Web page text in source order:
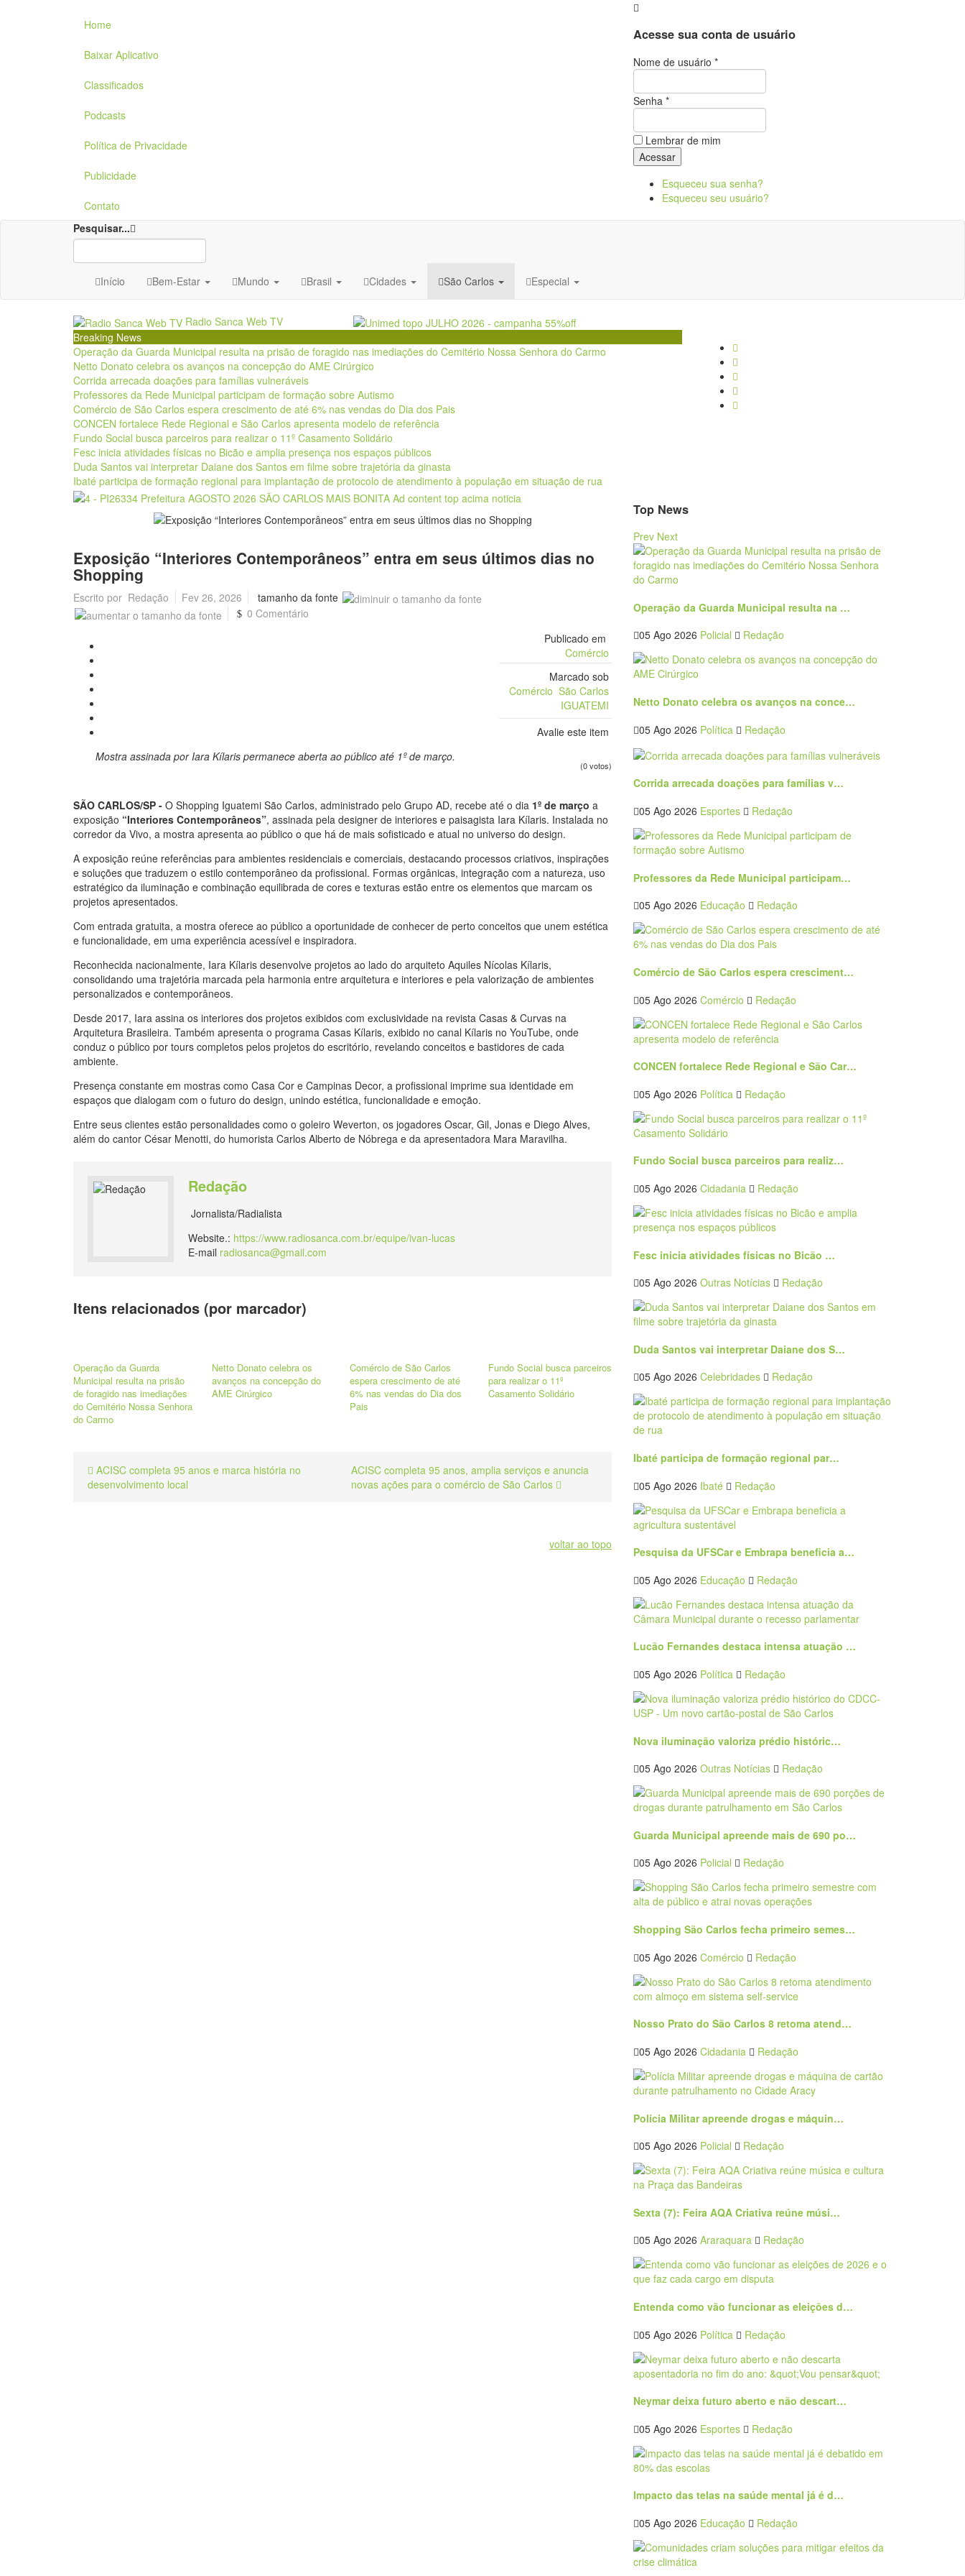
Home
Baixar Aplicativo
Classificados
Podcasts
Política de Privacidade
Publicidade
Contato
Acesse sua conta de usuário
Nome de usuário *
Senha *
Lembrar de mim
Esqueceu sua senha?
Esqueceu seu usuário?
Pesquisar...
Início Bem-Estar Mundo Brasil Cidades São Carlos Especial
Radio Sanca Web TV
Breaking News
Operação da Guarda Municipal resulta na prisão de foragido nas imediações do Cemitério Nossa Senhora do Carmo
Netto Donato celebra os avanços na concepção do AME Cirúrgico
Corrida arrecada doações para famílias vulneráveis
Professores da Rede Municipal participam de formação sobre Autismo
Comércio de São Carlos espera crescimento de até 6% nas vendas do Dia dos Pais
CONCEN fortalece Rede Regional e São Carlos apresenta modelo de referência
Fundo Social busca parceiros para realizar o 11º Casamento Solidário
Fesc inicia atividades físicas no Bicão e amplia presença nos espaços públicos
Duda Santos vai interpretar Daiane dos Santos em filme sobre trajetória da ginasta
Ibaté participa de formação regional para implantação de protocolo de atendimento à população em situação de rua
Exposição “Interiores Contemporâneos” entra em seus últimos dias no
Shopping
Escrito por Redação Fev 26, 2026
tamanho da fonte
0 Comentário
Publicado em
Comércio
Marcado sob
Comércio São Carlos
IGUATEMI
Avalie este item
(0 votos)
Mostra assinada por Iara Kílaris permanece aberta ao público até 1º de março.
SÃO CARLOS/SP - O Shopping Iguatemi São Carlos, administrado pelo Grupo AD, recebe até o dia 1º de março a
exposição “Interiores Contemporâneos”, assinada pela designer de interiores e paisagista Iara Kílaris. Instalada no
corredor da Vivo, a mostra apresenta ao público o que há de mais sofisticado e atual no universo do design.
A exposição reúne referências para ambientes residenciais e comerciais, destacando processos criativos, inspirações
e soluções que traduzem o estilo contemporâneo da profissional. Formas orgânicas, integração com a natureza, uso
estratégico da iluminação e combinação equilibrada de cores e texturas estão entre os elementos que marcam os
projetos apresentados.
Com entrada gratuita, a mostra oferece ao público a oportunidade de conhecer de perto conceitos que unem estética
e funcionalidade, em uma experiência acessível e inspiradora.
Reconhecida nacionalmente, Iara Kílaris desenvolve projetos ao lado do arquiteto Aquiles Nícolas Kílaris,
consolidando uma trajetória marcada pela harmonia entre arquitetura e interiores e pela valorização de ambientes
personalizados e contemporâneos.
Desde 2017, Iara assina os interiores dos projetos exibidos com exclusividade na revista Casas & Curvas na
Arquitetura Brasileira. Também apresenta o programa Casas Kílaris, exibido no canal Kílaris no YouTube, onde
conduz o público por tours completos pelos projetos do escritório, revelando conceitos e bastidores de cada
ambiente.
Presença constante em mostras como Casa Cor e Campinas Decor, a profissional imprime sua identidade em
espaços que dialogam com o futuro do design, unindo estética, funcionalidade e emoção.
Entre seus clientes estão personalidades como o goleiro Weverton, os jogadores Oscar, Gil, Jonas e Diego Alves,
além do cantor César Menotti, do humorista Carlos Alberto de Nóbrega e da apresentadora Mara Maravilha.
Redação
Jornalista/Radialista
Website.: https://www.radiosanca.com.br/equipe/ivan-lucas
E-mail radiosanca@gmail.com
Itens relacionados (por marcador)
Operação da Guarda
Municipal resulta na prisão
de foragido nas imediações
do Cemitério Nossa Senhora
do Carmo
Netto Donato celebra os
avanços na concepção do
AME Cirúrgico
Comércio de São Carlos
espera crescimento de até
6% nas vendas do Dia dos
Pais
Fundo Social busca parceiros
para realizar o 11º
Casamento Solidário
ACISC completa 95 anos e marca história no
desenvolvimento local
ACISC completa 95 anos, amplia serviços e anuncia
novas ações para o comércio de São Carlos
voltar ao topo
Top News
Prev Next
Operação da Guarda Municipal resulta na …
05 Ago 2026 Policial Redação
Netto Donato celebra os avanços na conce…
05 Ago 2026 Política Redação
Corrida arrecada doações para famílias v…
05 Ago 2026 Esportes Redação
Professores da Rede Municipal participam…
05 Ago 2026 Educação Redação
Comércio de São Carlos espera cresciment…
05 Ago 2026 Comércio Redação
CONCEN fortalece Rede Regional e São Car…
05 Ago 2026 Política Redação
Fundo Social busca parceiros para realiz…
05 Ago 2026 Cidadania Redação
Fesc inicia atividades físicas no Bicão …
05 Ago 2026 Outras Notícias Redação
Duda Santos vai interpretar Daiane dos S…
05 Ago 2026 Celebridades Redação
Ibaté participa de formação regional par…
05 Ago 2026 Ibaté Redação
Pesquisa da UFSCar e Embrapa beneficia a…
05 Ago 2026 Educação Redação
Lucão Fernandes destaca intensa atuação …
05 Ago 2026 Política Redação
Nova iluminação valoriza prédio históric…
05 Ago 2026 Outras Notícias Redação
Guarda Municipal apreende mais de 690 po…
05 Ago 2026 Policial Redação
Shopping São Carlos fecha primeiro semes…
05 Ago 2026 Comércio Redação
Nosso Prato do São Carlos 8 retoma atend…
05 Ago 2026 Cidadania Redação
Polícia Militar apreende drogas e máquin…
05 Ago 2026 Policial Redação
Sexta (7): Feira AQA Criativa reúne músi…
05 Ago 2026 Araraquara Redação
Entenda como vão funcionar as eleições d…
05 Ago 2026 Política Redação
Neymar deixa futuro aberto e não descart…
05 Ago 2026 Esportes Redação
Impacto das telas na saúde mental já é d…
05 Ago 2026 Educação Redação